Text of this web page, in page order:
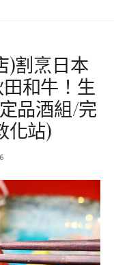
)割烹日本
和牛！生
品酒組/完
化站)
6